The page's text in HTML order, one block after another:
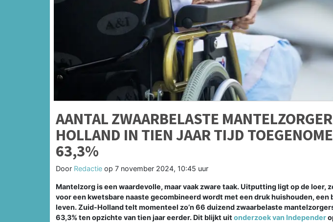
AANTAL ZWAARBELASTE
HOLLAND IN TIEN JAAR TIJD
63,3%
Door Redactie op 7 november 2024, 10:45 uur
Mantelzorg is een waardevolle, maar vaak zware taak. Uitputting ligt op de loer,
voor een kwetsbare naaste gecombineerd wordt met een druk huishouden, een
leven. Zuid-Holland telt momenteel zo’n 66 duizend zwaarbelaste
63,3% ten opzichte van tien jaar eerder. Dit blijkt uit onderzoek van Independer